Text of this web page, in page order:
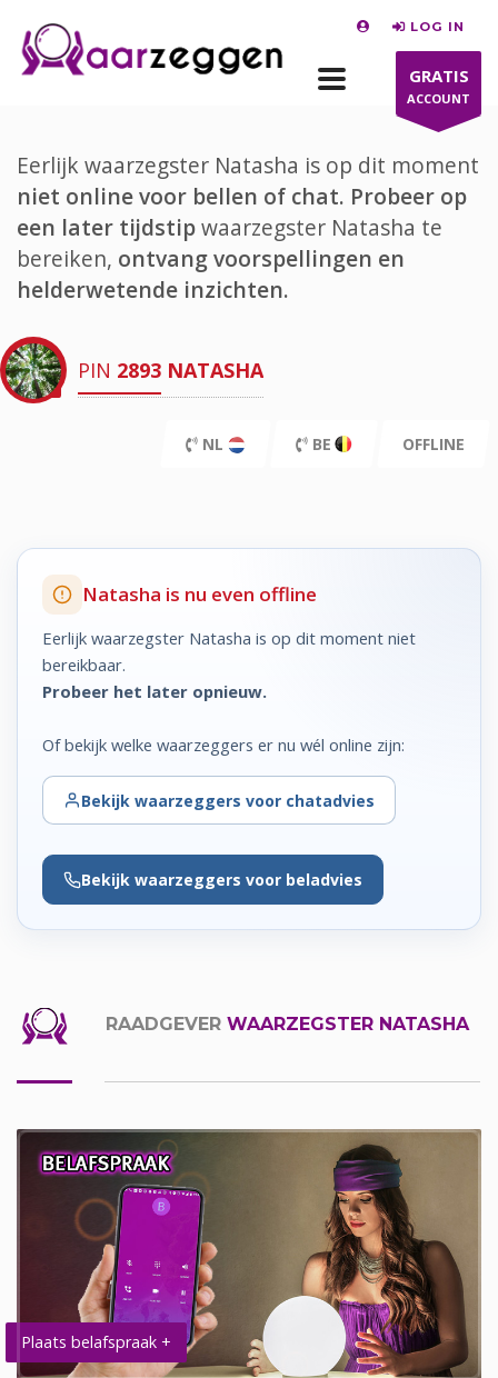
LOG IN
GRATIS
ACCOUNT
Eerlijk waarzegster Natasha is op dit moment
niet online voor bellen of chat. Probeer op
een later tijdstipwaarzegster Natasha te
bereiken, ontvang voorspellingen en
helderwetende inzichten.
PIN 2893 NATASHA
NL BE OFFLINE
Natasha is nu even offline
Eerlijk waarzegster Natasha is op dit moment niet
bereikbaar.
Probeer het later opnieuw.
Of bekijk welke waarzeggers er nu wél online zijn:
Bekijk waarzeggers voor chatadvies
Bekijk waarzeggers voor beladvies
RAADGEVER WAARZEGSTER NATASHA
Plaats belafspraak +